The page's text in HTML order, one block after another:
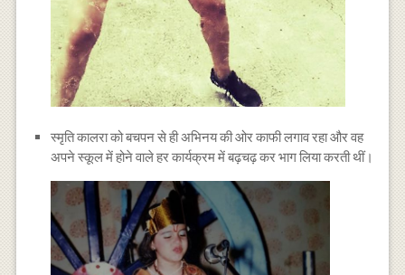
स्मृति कालरा को बचपन से ही अभिनय की ओर काफी लगाव रहा और वह
अपने स्कूल में होने वाले हर कार्यक्रम में बढ़चढ़ कर भाग लिया करती थीं।